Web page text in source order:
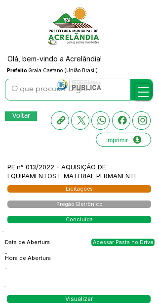
Prefeito Graia Caetano (União Brasil)
Olá, bem-vindo a Acrelândia!
Voltar
Imprimir
PE n° 013/2022 - AQUISIÇÃO DE
EQUIPAMENTOS E MATERIAL PERMANENTE
Licitações
Pregão Eletrônico
Concluída
Data de Abertura
-
Hora de Abertura
-
Acessar Pasta no Drive
Visualizar